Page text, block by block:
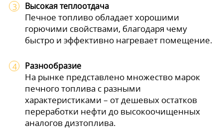
Высокая теплоотдача
Печное топливо обладает хорошими
горючими свойствами, благодаря чему
быстро и эффективно нагревает помещение.
Разнообразие
На рынке представлено множество марок
печного топлива с разными
характеристиками – от дешевых остатков
переработки нефти до высокоочищенных
аналогов дизтоплива.